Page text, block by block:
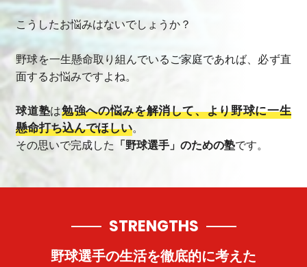
こうしたお悩みはないでしょうか？
野球を一生懸命取り組んでいるご家庭であれば、必ず直
面するお悩みですよね。
球道塾は勉強への悩みを解消して、より野球に一生
懸命打ち込んでほしい。
その思いで完成した 「野球選手」のための塾です。
STRENGTHS
野球選手の生活を徹底的に考えた